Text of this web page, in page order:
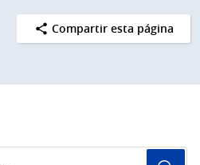
Compartir esta página